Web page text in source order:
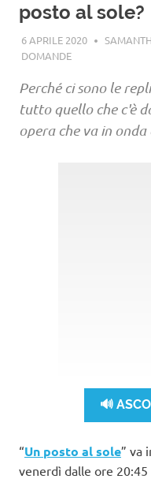
posto al sole?
6 APRILE 2020
DOMANDE
Perché ci sono le
tutto quello che c'è
opera che va in onda
🔊
“Un posto al sole” va
venerdì dalle ore